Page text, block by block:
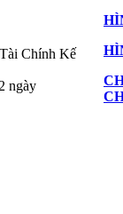
Chính Kế
ngày